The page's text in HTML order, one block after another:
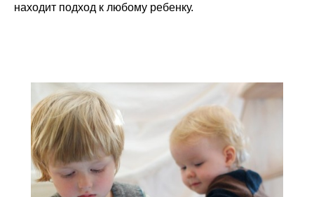
находит подход к любому ребенку.